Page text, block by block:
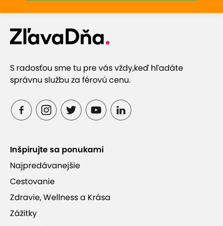
S radosťou sme tu pre vás vždy,keď hľadáte
správnu službu za férovú cenu.
Inšpirujte sa ponukami
Najpredávanejšie
Cestovanie
Zdravie, Wellness a Krása
Zážitky